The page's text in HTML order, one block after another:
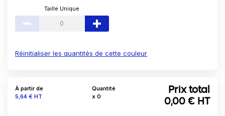
Taille Unique
Réinitialiser les quantités de cette couleur
À partir de
Prix
5,64 € HT
Quantité
x 0
Prix total
0,00 € HT